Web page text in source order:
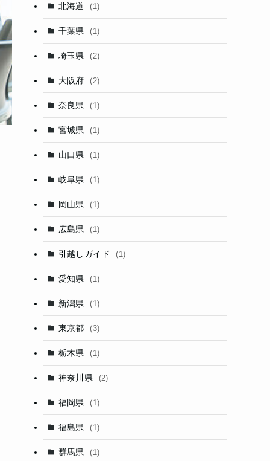
北海道 (1)
千葉県 (1)
埼玉県 (2)
大阪府 (2)
奈良県 (1)
宮城県 (1)
山口県 (1)
岐阜県 (1)
岡山県 (1)
広島県 (1)
引越しガイド (1)
愛知県 (1)
新潟県 (1)
東京都 (3)
栃木県 (1)
神奈川県 (2)
福岡県 (1)
福島県 (1)
群馬県 (1)